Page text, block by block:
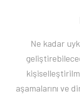
Ne kadar
aşamalarını ve